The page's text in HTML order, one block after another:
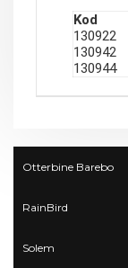
Kod
130922
130942
130944
Ø16
Ø16
Basınç
PN 6
Kullanım
Otterbine Barebo
RainBird
Solem